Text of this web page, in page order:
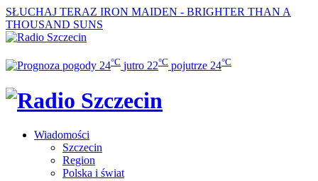
SŁUCHAJ TERAZ IRON MAIDEN - BRIGHTER THAN A
THOUSAND SUNS
24°C jutro 22°C pojutrze 24°C
Wiadomości
Szczecin
Region
Polska i świat